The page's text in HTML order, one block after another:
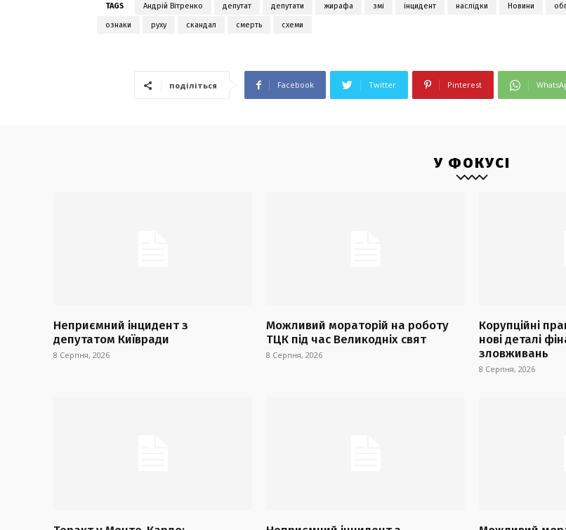
TAGS Андрій Вітренко депутат депутати жирафа змі інцидент наслідки Новини
ознаки руху скандал смерть схеми
поділіться Facebook Twitter Pinterest
У ФОКУСІ
Неприємний інцидент з
депутатом Київради
8 Серпня, 2026
Можливий мораторій на роботу
ТЦК під час Великодніх свят
8 Серпня, 2026
Корупційні
нові деталі
зловживань
8 Серпня, 2026